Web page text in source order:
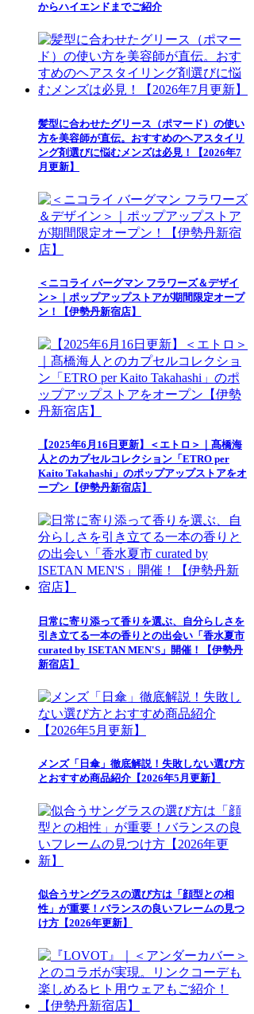
からハイエンドまでご紹介
髪型に合わせたグリース（ポマード）の使い
方を美容師が直伝。おすすめのヘアスタイリ
ング剤選びに悩むメンズは必見！【2026年7
月更新】
＜ニコライ バーグマン フラワーズ＆デザイ
ン＞｜ポップアップストアが期間限定オープ
ン！【伊勢丹新宿店】
【2025年6月16日更新】＜エトロ＞｜髙橋海
人とのカプセルコレクション「ETRO per
Kaito Takahashi」のポップアップストアをオ
ープン【伊勢丹新宿店】
日常に寄り添って香りを選ぶ、自分らしさを
引き立てる一本の香りとの出会い「香水夏市
curated by ISETAN MEN'S」開催！【伊勢丹
新宿店】
メンズ「日傘」徹底解説！失敗しない選び方
とおすすめ商品紹介【2026年5月更新】
似合うサングラスの選び方は「顔型との相
性」が重要！バランスの良いフレームの見つ
け方【2026年更新】